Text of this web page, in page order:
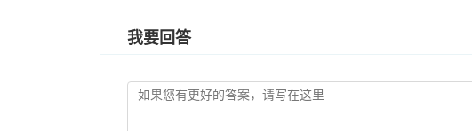
我要回答